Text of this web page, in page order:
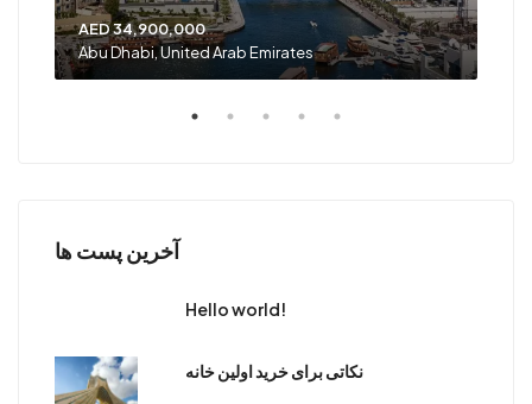
AED 34,900,000
Abu Dhabi, United Arab Emirates
آخرین پست ها
Hello world!
نکاتی برای خرید اولین خانه